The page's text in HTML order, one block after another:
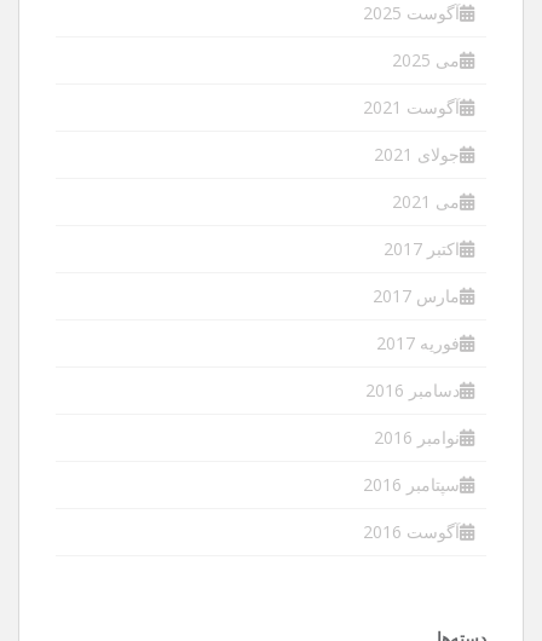
آگوست 2025
می 2025
آگوست 2021
جولای 2021
می 2021
اکتبر 2017
مارس 2017
فوریه 2017
دسامبر 2016
نوامبر 2016
سپتامبر 2016
آگوست 2016